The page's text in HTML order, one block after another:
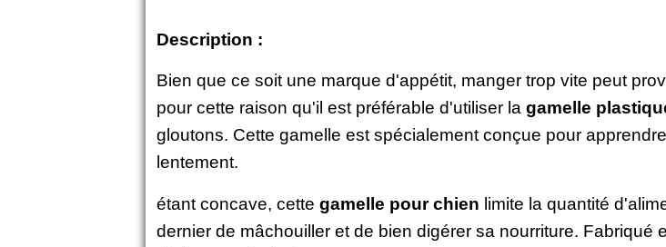
Description :
Bien que ce soit une marque d'appétit, manger trop vite peut
pour cette raison qu'il est préférable d'utiliser la gamelle
gloutons. Cette gamelle est spécialement conçue pour
lentement.
étant concave, cette gamelle pour chien limite la quantité
dernier de mâchouiller et de bien digérer sa nourriture.